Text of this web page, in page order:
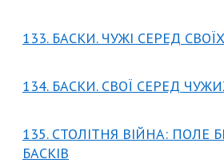
133. БАСКИ. ЧУЖІ СЕРЕД СВОЇХ
134. БАСКИ. СВОЇ СЕРЕД
135. СТОЛІТНЯ ВІЙНА: ПОЛЕ
БАСКІВ